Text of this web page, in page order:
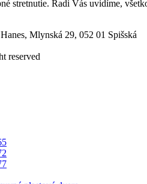
stretnutie. Radi Vás uvidíme,
Mlynská 29, 052 01 Spišská
reserved